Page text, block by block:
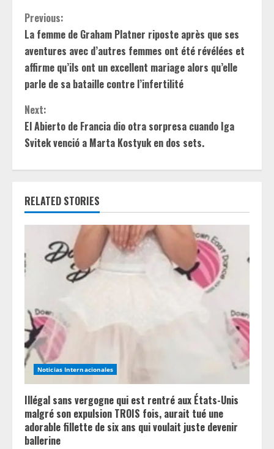
C
o
n
t
i
n
u
e
R
e
a
d
i
n
g
Previous:
La femme de Graham Platner riposte après que ses
aventures avec d’autres femmes ont été révélées et
affirme qu’ils ont un excellent mariage alors qu’elle
parle de sa bataille contre l’infertilité
Next:
El Abierto de Francia dio otra sorpresa cuando Iga
Svitek venció a Marta Kostyuk en dos sets.
RELATED STORIES
Noticias Internacionales
Illégal sans vergogne qui est rentré aux États-Unis
malgré son expulsion TROIS fois, aurait tué une
adorable fillette de six ans qui voulait juste devenir
ballerine